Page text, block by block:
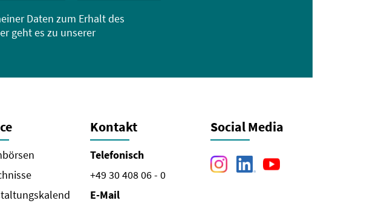
Daten zum Erhalt des
geht es zu unserer
Kontakt
Telefonisch
+49 30 408 06 - 0
E-Mail
Social Media